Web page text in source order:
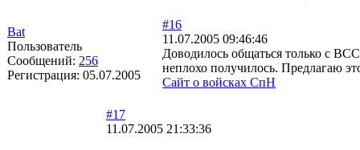
Bat
Пользователь
Сообщений: 256
Регистрация: 05.07.2005
#16
11.07.2005 09:46:46
Доводилось общаться только с
неплохо получилось. Предлагаю
Сайт о войсках СпН
#17
11.07.2005 21:33:36